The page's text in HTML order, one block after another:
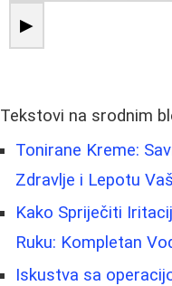
▶
Tekstovi na srodnim
Tonirane Kreme:
Zdravlje i Lepotu
Kako Spriječiti
Ruku: Kompletan
Iskustva sa